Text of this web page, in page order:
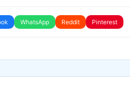
WhatsApp Reddit Pinterest